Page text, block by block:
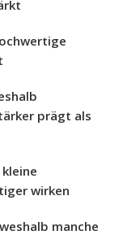
prägt als
wirken
manche